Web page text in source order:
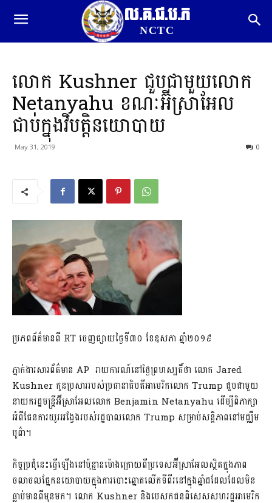
ល.គ.ជ.ប.ភ
NCTC
លោក Kushner ជួបជាមួយលោក
Netanyahu ខណៈអ៊ីស្រាអែល
ជាប់ក្នុងវិបត្តិនយោបាយ
May 31, 2019 0
ប្រភពព័ត៌មានពី RT ចេញផ្សាយថ្ងៃទី៣០ ខែឧសភា ឆ្នាំ២០១៩
ភ្នាក់ងារសារព័ត៌មាន AP រាយការណ៍នៅថ្ងៃព្រហស្បតិ៍ថា លោក Jared
Kushner កូនប្រសាររបស់ប្រធានាធិបតីអាមេរិកលោក Trump ជួបជាមួយ
នាយករដ្ឋមន្ត្រីអ៊ីស្រាអែលលោក Benjamin Netanyahu ដើម្បីពិភាក្សា
អំពីផែនការយូរអង្វែងរបស់រដ្ឋបាលលោក Trump សម្រាប់​សន្តិភាពនៅមជ្ឈឹម
បូព៌ា។
កិច្ចប្រជុំនេះធ្វើឡើងនៅប៉ុន្មានម៉ោងក្រោយពីប្រទេសអ៊ីស្រាអែលស្ថិតក្នុងភាព
ចលាចលផ្នែកនយោបាយក្នុងការបោះឆ្នោតលើកទីពីរនៅក្នុងឆ្នាំដដែល​ដែលមិន
ធ្លាប់មានពីមុនមក។ លោក Kushner និងបេសកជនពិសេសសហរដ្ឋអាមេរិក​